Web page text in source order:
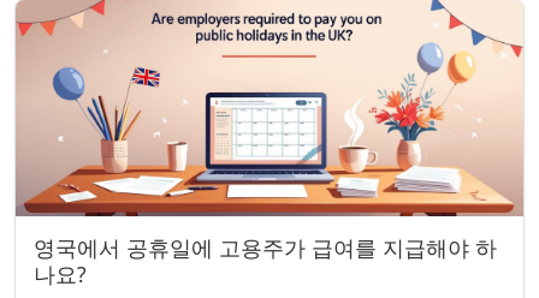
영국에서 공휴일에 고용주가 급여를 지급해야 하
나요?